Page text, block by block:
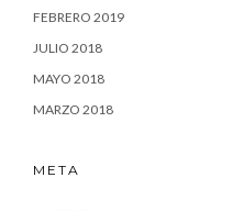
FEBRERO 2019
JULIO 2018
MAYO 2018
MARZO 2018
META